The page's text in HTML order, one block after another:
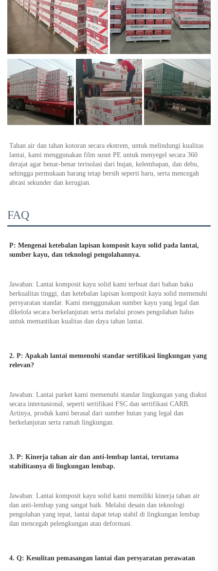
Tahan air dan tahan kotoran secara ekstrem, untuk melindungi kualitas
lantai, kami menggunakan film susut PE untuk menyegel secara 360
derajat agar benar-benar terisolasi dari hujan, kelembapan, dan debu,
sehingga permukaan barang tetap bersih seperti baru, serta mencegah
abrasi sekunder dan kerugian.
FAQ
P: Mengenai ketebalan lapisan komposit kayu solid pada lantai,
sumber kayu, dan teknologi pengolahannya.
Jawaban: Lantai komposit kayu solid kami terbuat dari bahan baku
berkualitas tinggi, dan ketebalan lapisan komposit kayu solid memenuhi
persyaratan standar. Kami menggunakan sumber kayu yang legal dan
dikelola secara berkelanjutan serta melalui proses pengolahan halus
untuk memastikan kualitas dan daya tahan lantai.
2. P: Apakah lantai memenuhi standar sertifikasi lingkungan yang
relevan?
Jawaban: Lantai parket kami memenuhi standar lingkungan yang diakui
secara internasional, seperti sertifikasi FSC dan sertifikasi CARB.
Artinya, produk kami berasal dari sumber hutan yang legal dan
berkelanjutan serta ramah lingkungan.
3. P: Kinerja tahan air dan anti-lembap lantai, terutama
stabilitasnya di lingkungan lembap.
Jawaban: Lantai komposit kayu solid kami memiliki kinerja tahan air
dan anti-lembap yang sangat baik. Melalui desain dan teknologi
pengolahan yang tepat, lantai dapat tetap stabil di lingkungan lembap
dan mencegah pelengkungan atau deformasi.
4. Q: Kesulitan pemasangan lantai dan persyaratan perawatan